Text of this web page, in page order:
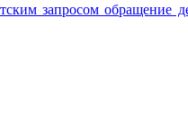
запросом обращение